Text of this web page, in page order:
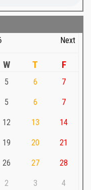
Next
W T F
5 6 7
5 6 7
12 13 14
19 20 21
26 27 28
2 3 4